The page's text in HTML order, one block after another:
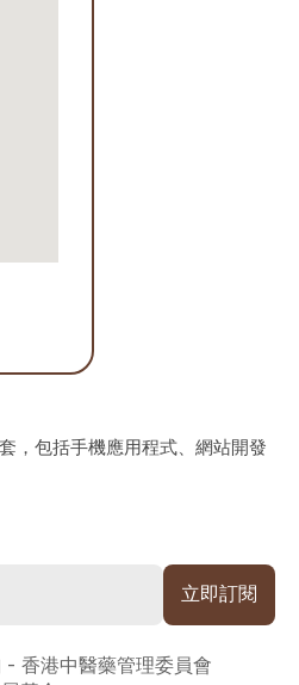
，包括手機應用程式、網站開發
- 香港中醫藥管理委員會